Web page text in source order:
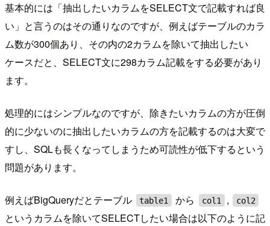
基本的には「抽出したいカラムをSELECT文で記載すれば良
い」と言うのはその通りなのですが、例えばテーブルのカラ
ム数が300個あり、その内の2カラムを除いて抽出したい
ケースだと、SELECT文に298カラム記載をする必要があり
ます。
処理的にはシンプルなのですが、除きたいカラムの方が圧倒
的に少ないのに抽出したいカラムの方を記載するのは大変で
すし、SQLも長くなってしまうため可読性が低下するという
問題があります。
例えばBigQueryだとテーブル table1 から col1 , col2
というカラムを除いてSELECTしたい場合は以下のように記